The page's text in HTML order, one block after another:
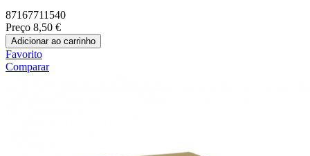
87167711540
Preço 8,50 €
Adicionar ao carrinho
Favorito
Comparar